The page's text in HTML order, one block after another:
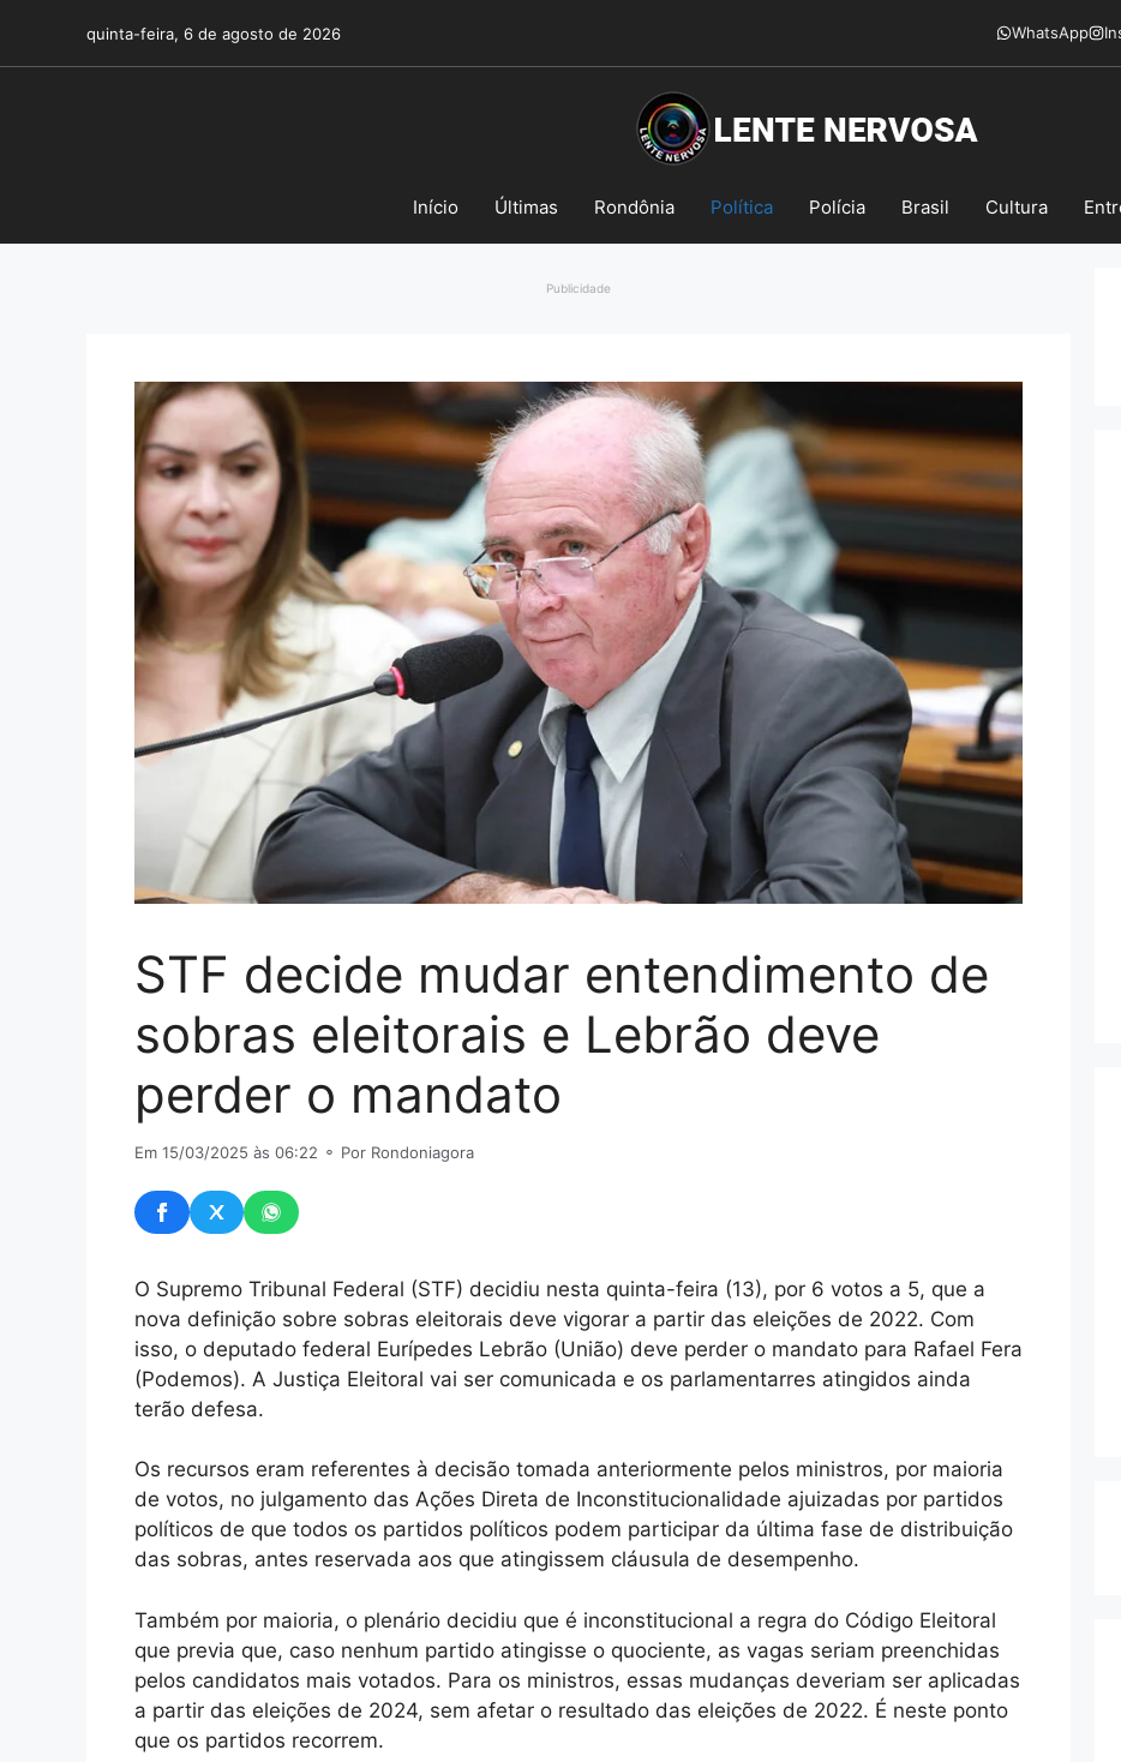
o
quinta-feira, 6 de agosto de 2026 WhatsApp
Início Últimas Rondônia Política Polícia Brasil Cultura
Publicidade
STF decide mudar entendimento de
sobras eleitorais e Lebrão deve
perder o mandato
Em 15/03/2025 às 06:22 ⚬ Por Rondoniagora
O Supremo Tribunal Federal (STF) decidiu nesta quinta-feira (13), por 6 votos a 5, que a
nova definição sobre sobras eleitorais deve vigorar a partir das eleições de 2022. Com
isso, o deputado federal Eurípedes Lebrão (União) deve perder o mandato para Rafael Fera
(Podemos). A Justiça Eleitoral vai ser comunicada e os parlamentarres atingidos ainda
terão defesa.
Os recursos eram referentes à decisão tomada anteriormente pelos ministros, por maioria
de votos, no julgamento das Ações Direta de Inconstitucionalidade ajuizadas por partidos
políticos de que todos os partidos políticos podem participar da última fase de distribuição
das sobras, antes reservada aos que atingissem cláusula de desempenho.
Também por maioria, o plenário decidiu que é inconstitucional a regra do Código Eleitoral
que previa que, caso nenhum partido atingisse o quociente, as vagas seriam preenchidas
pelos candidatos mais votados. Para os ministros, essas mudanças deveriam ser aplicadas
a partir das eleições de 2024, sem afetar o resultado das eleições de 2022. É neste ponto
que os partidos recorrem.